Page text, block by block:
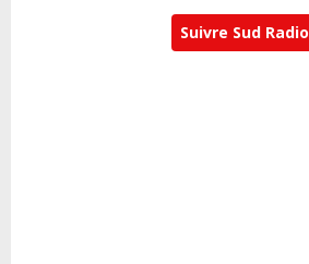
Suivre Sud Radio